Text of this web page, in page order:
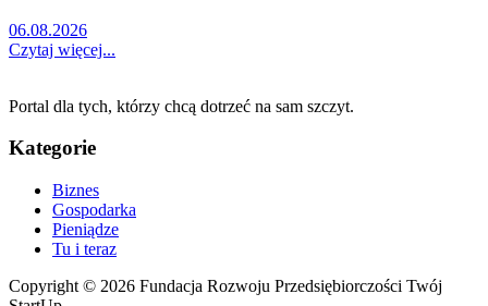
06.08.2026
Czytaj więcej...
Portal dla tych, którzy chcą dotrzeć na sam szczyt.
Kategorie
Biznes
Gospodarka
Pieniądze
Tu i teraz
Copyright © 2026 Fundacja Rozwoju Przedsiębiorczości Twój